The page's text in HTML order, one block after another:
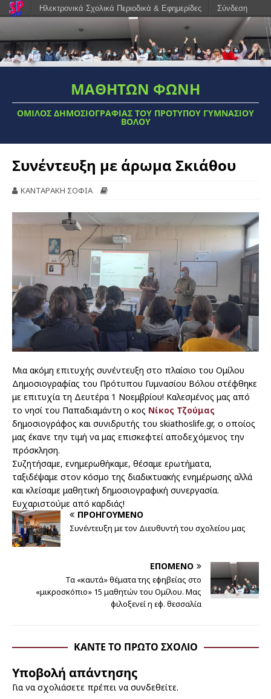
ΜΑΘΗΤΩΝ ΦΩΝΗ
ΟΜΙΛΟΣ ΔΗΜΟΣΙΟΓΡΑΦΊΑΣ ΤΟΥ ΠΡΌΤΥΠΟΥ ΓΥΜΝΑΣΊΟΥ
ΒΌΛΟΥ
Συνέντευξη με άρωμα Σκιάθου
ΚΑΝΤΑΡΑΚΗ ΣΟΦΙΑ
Μια ακόμη επιτυχής συνέντευξη στο πλαίσιο του Ομίλου
Δημοσιογραφίας του Πρότυπου Γυμνασίου Βόλου στέφθηκε
με επιτυχία τη Δευτέρα 1 Νοεμβρίου! Καλεσμένος μας από
το νησί του Παπαδιαμάντη ο κος Νίκος Τζούμας
δημοσιογράφος και συνιδρυτής του skiathoslife.gr, ο οποίος
μας έκανε την τιμή να μας επισκεφτεί αποδεχόμενος την
πρόσκληση.
Συζητήσαμε, ενημερωθήκαμε, θέσαμε ερωτήματα,
ταξιδέψαμε στον κόσμο της διαδικτυακής ενημέρωσης αλλά
και κλείσαμε μαθητική δημοσιογραφική συνεργασία.
Ευχαριστούμε από καρδιάς!
ΠΡΟΗΓΟΎΜΕΝΟ
Συνέντευξη με τον Διευθυντή του σχολείου μας
ΕΠΌΜΕΝΟ
Τα «καυτά» θέματα της εφηβείας στο
«μικροσκόπιο» 15 μαθητών του Ομίλου. Μας
φιλοξενεί η εφ. θεσσαλία
ΚΆΝΤΕ ΤΟ ΠΡΏΤΟ ΣΧΌΛΙΟ
Υποβολή απάντησης
Για να σχολιάσετε πρέπει να συνδεθείτε.
Ηλεκτρονικά Σχολικά Περιοδικά & Εφημερίδες Σύνδεση